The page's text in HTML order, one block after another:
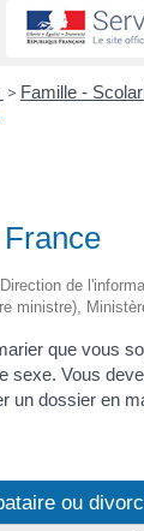
> Famille -
de
ministre),
que vous
sexe. Vous
un dossier en
ou